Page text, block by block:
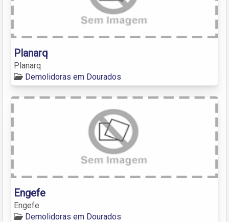
Planarq
Planarq
Demolidoras em Dourados
Engefe
Engefe
Demolidoras em Dourados